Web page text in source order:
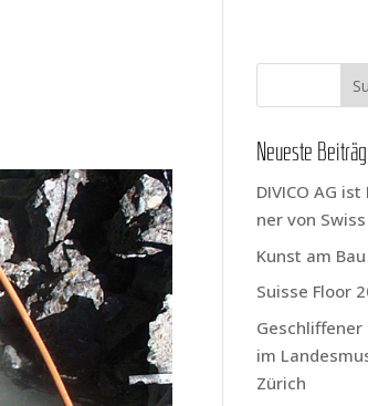
Neu­es­te
DIVICO AG
ner von
Kunst am Bau
Suis­se Flo­or
Geschlif­fe­ner
im
Zürich